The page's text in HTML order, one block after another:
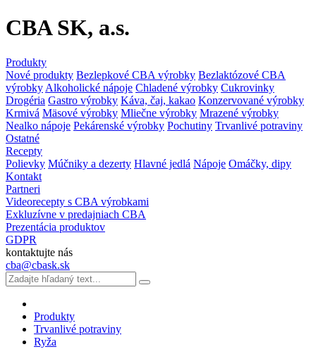
CBA SK, a.s.
Produkty
Nové produkty Bezlepkové CBA výrobky Bezlaktózové CBA
výrobky Alkoholické nápoje Chladené výrobky Cukrovinky
Drogéria Gastro výrobky Káva, čaj, kakao Konzervované výrobky
Krmivá Mäsové výrobky Mliečne výrobky Mrazené výrobky
Nealko nápoje Pekárenské výrobky Pochutiny Trvanlivé potraviny
Ostatné
Recepty
Polievky Múčniky a dezerty Hlavné jedlá Nápoje Omáčky, dipy
Kontakt
Partneri
Videorecepty s CBA výrobkami
Exkluzívne v predajniach CBA
Prezentácia produktov
GDPR
kontaktujte nás
cba@cbask.sk
Produkty
Trvanlivé potraviny
Ryža